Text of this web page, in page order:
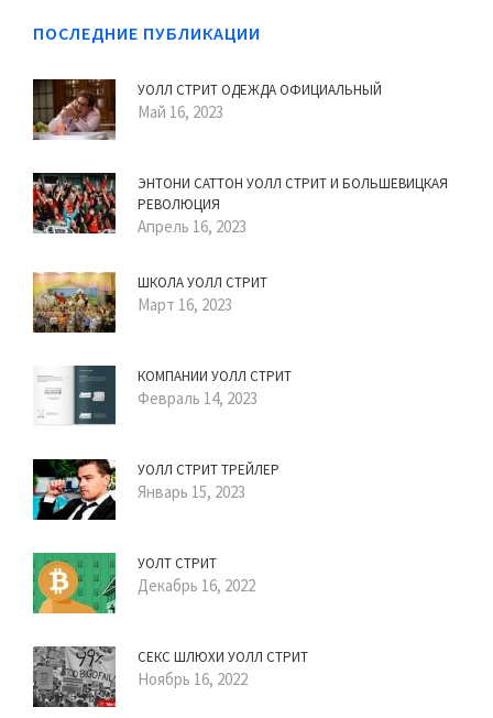
ПОСЛЕДНИЕ ПУБЛИКАЦИИ
УОЛЛ СТРИТ ОДЕЖДА ОФИЦИАЛЬНЫЙ
Май 16, 2023
ЭНТОНИ САТТОН УОЛЛ СТРИТ И БОЛЬШЕВИЦКАЯ
РЕВОЛЮЦИЯ
Апрель 16, 2023
ШКОЛА УОЛЛ СТРИТ
Март 16, 2023
КОМПАНИИ УОЛЛ СТРИТ
Февраль 14, 2023
УОЛЛ СТРИТ ТРЕЙЛЕР
Январь 15, 2023
УОЛТ СТРИТ
Декабрь 16, 2022
СЕКС ШЛЮХИ УОЛЛ СТРИТ
Ноябрь 16, 2022